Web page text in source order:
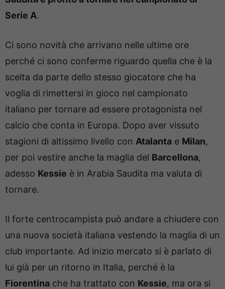
Serie A.
Ci sono novità che arrivano nelle ultime ore
perché ci sono conferme riguardo quella che è la
scelta da parte dello stesso giocatore che ha
voglia di rimettersi in gioco nel campionato
italiano per tornare ad essere protagonista nel
calcio che conta in Europa. Dopo aver vissuto
stagioni di altissimo livello con Atalanta e Milan,
per poi vestire anche la maglia del Barcellona,
adesso Kessie è in Arabia Saudita ma valuta di
tornare.
Il forte centrocampista può andare a chiudere con
una nuova società italiana vestendo la maglia di un
club importante. Ad inizio mercato si è parlato di
lui già per un ritorno in Italia, perché è la
Fiorentina che ha trattato con Kessie, ma ora si